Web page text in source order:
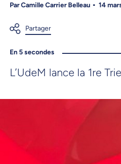
ParCamille Carrier Belleau 14
En 5 secondes
L’UdeM lance la 1re